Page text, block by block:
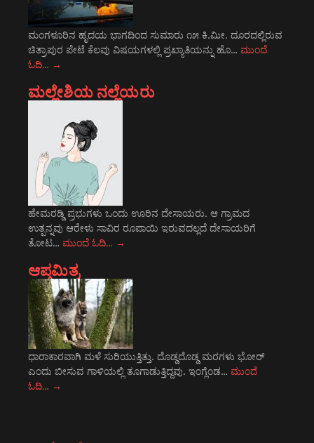
ಮಂಗಳೂರಿನ ಹೃದಯ ಭಾಗದಿಂದ ಸುಮಾರು ೧೫ ಕಿ.ಮೀ. ದೂರದಲ್ಲಿರುವ
ಚಿತ್ರಾಪುರ ಪೇಟೆ ಕೆಲವು ವಿಷಯಗಳಲ್ಲಿ ಪ್ರಖ್ಯಾತಿಯನ್ನು ಹೊ… ಮುಂದೆ
ಓದಿ… →
ಮಲ್ಲೇಶಿಯ ನಲ್ಲೆಯರು
ಹೇಮರಡ್ಡಿ ಪ್ರಭುಗಳು ಒಂದು ಊರಿನ ದೇಸಾಯರು. ಆ ಗ್ರಾಮದ
ಉತ್ಪನ್ನವು ಆರೇಳು ಸಾವಿರ ರೂಪಾಯಿ ಇರುವದಲ್ಲದೆ ದೇಸಾಯರಿಗೆ
ತೋಟ… ಮುಂದೆ ಓದಿ… →
ಆಪ್ತಮಿತ್ರ
ಧಾರಾಕಾರವಾಗಿ ಮಳೆ ಸುರಿಯುತ್ತಿತ್ತು. ದೊಡ್ಡದೊಡ್ಡ ಮರಗಳು ಭೋರ್
ಎಂದು ಬೀಸುವ ಗಾಳಿಯಲ್ಲಿ ತೂಗಾಡುತ್ತಿದ್ದವು. ಇಂಗ್ಲೆಂಡ… ಮುಂದೆ
ಓದಿ… →